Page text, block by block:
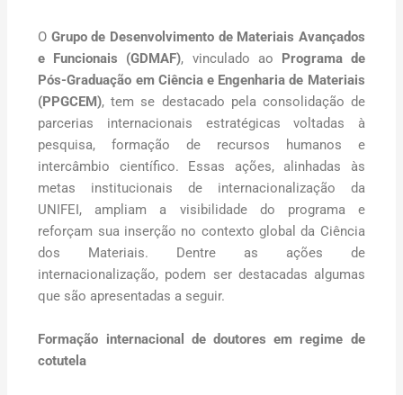
O Grupo de Desenvolvimento de Materiais Avançados
e Funcionais (GDMAF), vinculado ao Programa de
Pós-Graduação em Ciência e Engenharia de Materiais
(PPGCEM), tem se destacado pela consolidação de
parcerias internacionais estratégicas voltadas à
pesquisa, formação de recursos humanos e
intercâmbio científico. Essas ações, alinhadas às
metas institucionais de internacionalização da
UNIFEI, ampliam a visibilidade do programa e
reforçam sua inserção no contexto global da Ciência
dos Materiais. Dentre as ações de
internacionalização, podem ser destacadas algumas
que são apresentadas a seguir.
Formação internacional de doutores em regime de
cotutela